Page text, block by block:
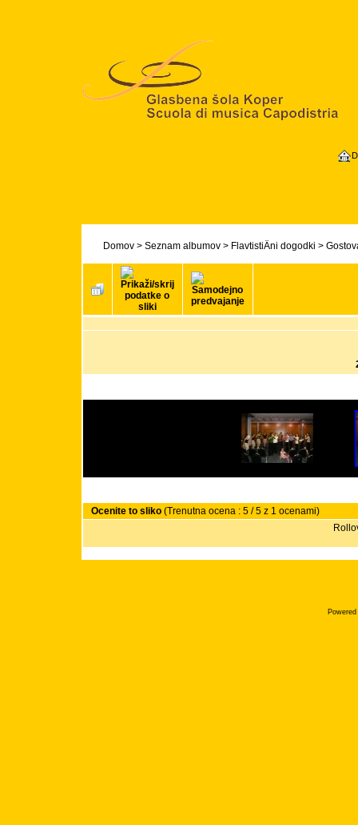
Domov> Seznam albumov> FlavtistiÄni dogodki >
Ocenite to sliko(Trenutna ocena : 5 / 5 z 1 ocenami)